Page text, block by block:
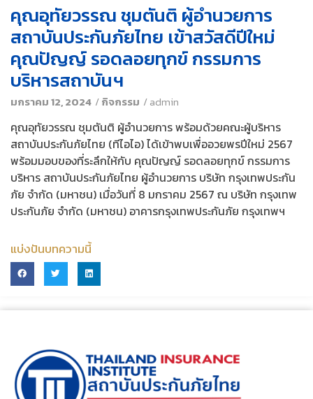
คุณอุทัยวรรณ ชุมตันติ ผู้อำนวยการ
สถาบันประกันภัยไทย เข้าสวัสดีปีใหม่
คุณปัญญ์ รอดลอยทุกข์ กรรมการ
บริหารสถาบันฯ
มกราคม 12, 2024 /กิจกรรม /admin
คุณอุทัยวรรณ ชุมตันติ ผู้อำนวยการ พร้อมด้วยคณะผู้บริหาร
สถาบันประกันภัยไทย (ทีไอไอ) ได้เข้าพบเพื่ออวยพรปีใหม่ 2567
พร้อมมอบของที่ระลึกให้กับ คุณปัญญ์ รอดลอยทุกข์ กรรมการ
บริหาร สถาบันประกันภัยไทย ผู้อำนวยการ บริษัท กรุงเทพประกัน
ภัย จำกัด (มหาชน) เมื่อวันที่ 8 มกราคม 2567 ณ บริษัท กรุงเทพ
ประกันภัย จำกัด (มหาชน) อาคารกรุงเทพประกันภัย กรุงเทพฯ
แบ่งปันบทความนี้